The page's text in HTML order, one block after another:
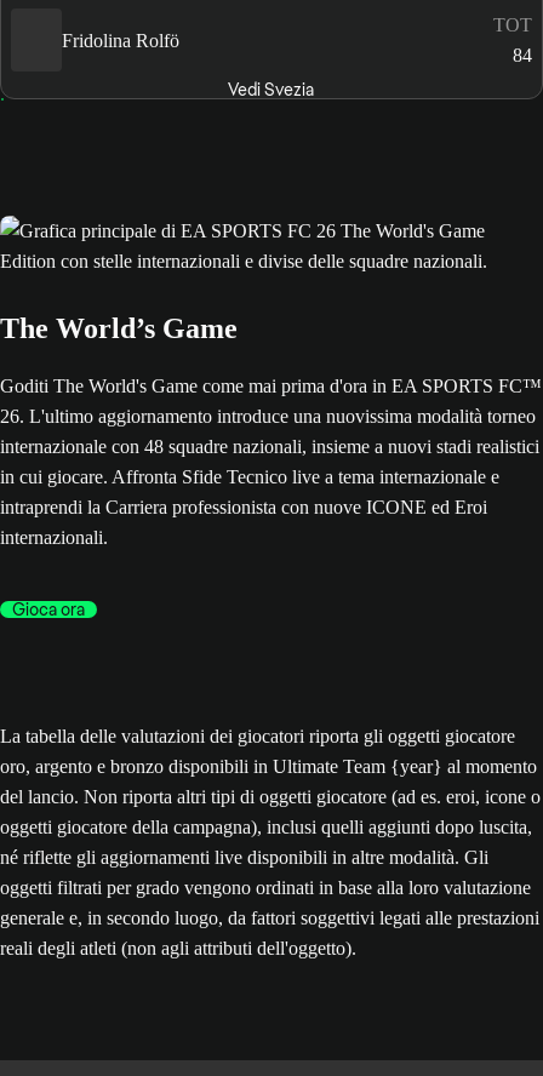
Fridolina Rolfö
TOT
84
Vedi Svezia
The World’s Game
Goditi The World's Game come mai prima d'ora in EA SPORTS FC™
26. L'ultimo aggiornamento introduce una nuovissima modalità torneo
internazionale con 48 squadre nazionali, insieme a nuovi stadi realistici
in cui giocare. Affronta Sfide Tecnico live a tema internazionale e
intraprendi la Carriera professionista con nuove ICONE ed Eroi
internazionali.
Gioca ora
La tabella delle valutazioni dei giocatori riporta gli oggetti giocatore
oro, argento e bronzo disponibili in Ultimate Team {year} al momento
del lancio. Non riporta altri tipi di oggetti giocatore (ad es. eroi, icone o
oggetti giocatore della campagna), inclusi quelli aggiunti dopo luscita,
né riflette gli aggiornamenti live disponibili in altre modalità. Gli
oggetti filtrati per grado vengono ordinati in base alla loro valutazione
generale e, in secondo luogo, da fattori soggettivi legati alle prestazioni
reali degli atleti (non agli attributi dell'oggetto).